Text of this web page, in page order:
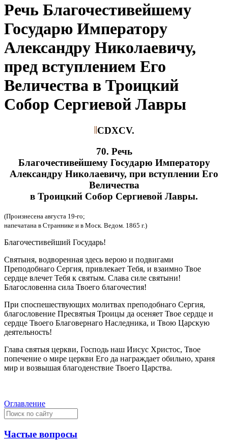
Речь Благочестивейшему
Государю Императору
Александру Николаевичу,
пред вступлением Его
Величества в Троицкий
Собор Сергиевой Лавры
CDXCV.
70. Речь
Благочестивейшему Государю Императору
Александру Николаевичу, при вступлении Его
Величества
в Троицкий Собор Сергиевой Лавры.
(Произнесена августа 19-го;
напечатана в Страннике и в Моск. Ведом. 1865 г.)
Благочестивейший Государь!
Святыня, водворенная здесь верою и подвигами
Преподобнаго Сергия, привлекает Тебя, и взаимно Твое
сердце влечет Тебя к святым. Слава силе святыни!
Благословенна сила Твоего благочестия!
При споспешествующих молитвах преподобнаго Сергия,
благословение Пресвятыя Троицы да осеняет Твое сердце и
сердце Твоего Благовернаго Наследника, и Твою Царскую
деятельность!
Глава святыя церкви, Господь наш Иисус Христос, Твое
попечение о мире церкви Его да награждает обильно, храня
мир и возвышая благоденствие Твоего Царства.
Оглавление
Частые вопросы